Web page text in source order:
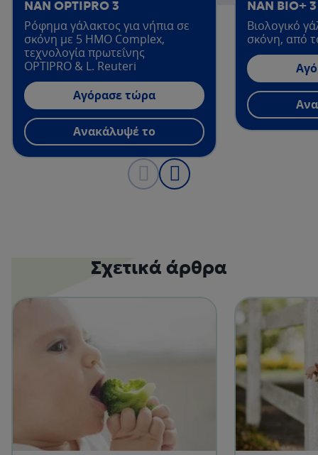
NAN OPTIPRO 3
Ρόφημα γάλακτος για νήπια σε
σκόνη με 5 ΗΜΟ Complex,
τεχνολογία πρωτεΐνης
OPTIPRO & L. Reuteri
Αγόρασε τώρα
Ανακάλυψέ το
ΝΑΝ ΒΙΟ+ 3
Βιολογικό
σκόνη, από
Σχετικά άρθρα